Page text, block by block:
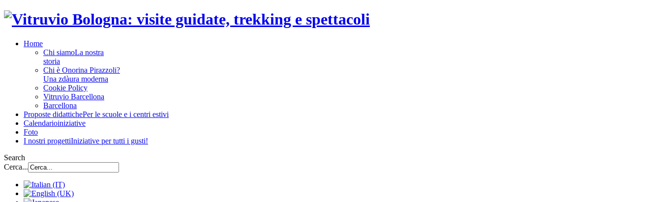
Home
Chi siamoLa nostra
storia
Chi è Onorina Pirazzoli?
Una zdàura moderna
Cookie Policy
Vitruvio Barcellona
Barcellona
Proposte didattichePer le scuole e i centri estivi
Calendarioiniziative
Foto
I nostri progettiIniziative per tutti i gusti!
Search
Cerca...